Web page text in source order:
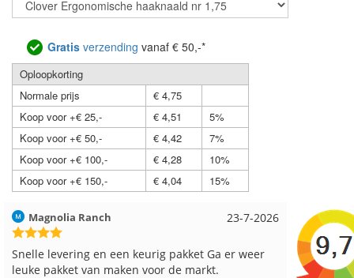
Gratis verzending vanaf € 50,-*
Oploopkorting
Normale prijs
€ 4,75
Koop voor +€ 25,-
€ 4,51
5%
Koop voor +€ 50,-
€ 4,42
7%
Koop voor +€ 100,-
€ 4,28
10%
Koop voor +€ 150,-
€ 4,04 15%
17-7-2026
Hilde uit Loyers
Reeds meerdere keren breigaren en breinaalden
besteld, altijd heel tevreden over de service.
Loes uit
Snelle